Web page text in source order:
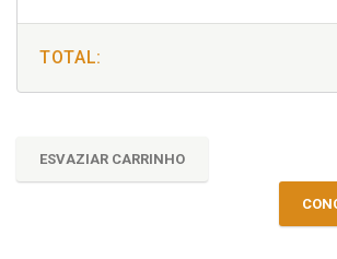
TOTAL:
ESVAZIAR CARRINHO